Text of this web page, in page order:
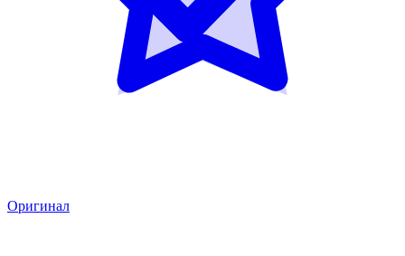
Оригинал